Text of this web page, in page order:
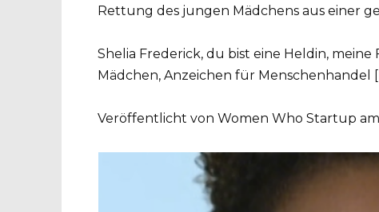
Rettung des jungen Mädchens aus einer
Shelia Frederick, du bist eine Heldin,
Mädchen, Anzeichen für Menschenhandel
Veröffentlicht von Women Who Startup